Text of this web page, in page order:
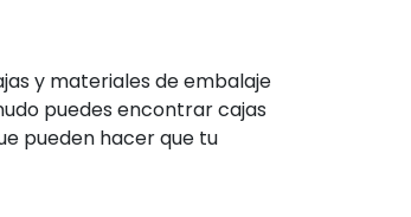
y materiales de embalaje
puedes encontrar cajas
pueden hacer que tu